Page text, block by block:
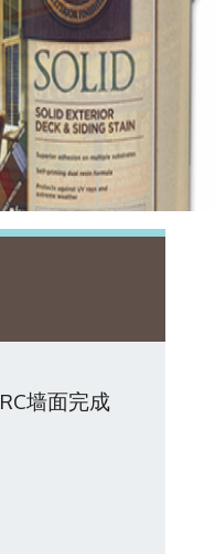
RC墙面完成